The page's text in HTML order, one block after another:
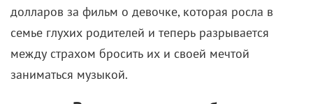
долларов за фильм о девочке, которая росла в
семье глухих родителей и теперь разрывается
между страхом бросить их и своей мечтой
заниматься музыкой.